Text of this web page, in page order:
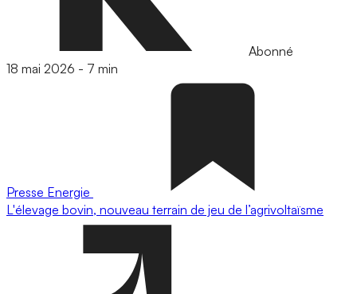
Abonné
18 mai 2026 - 7 min
Presse Energie
L'élevage bovin, nouveau terrain de jeu de l’agrivoltaïsme